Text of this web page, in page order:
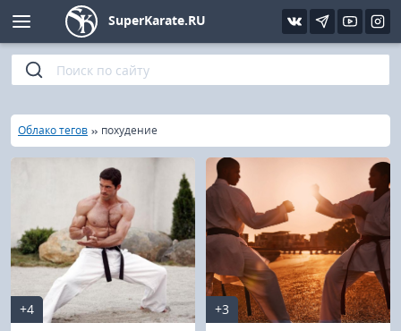
SuperKarate.RU
Главная
»
Облако тегов » похудение
+4
+3
Киокушинкай
Кёкусин (IFK)
Шинкиокушинкай
Кекусин-кан
Кикбоксинг и K-1
Бокс
Фото
Видео
Интервью
Статьи
Уроки каратэ
Файлы
Библиотека